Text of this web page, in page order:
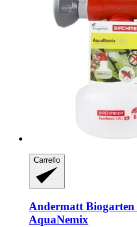
Carrello
Andermatt Biogarten
AquaNemix